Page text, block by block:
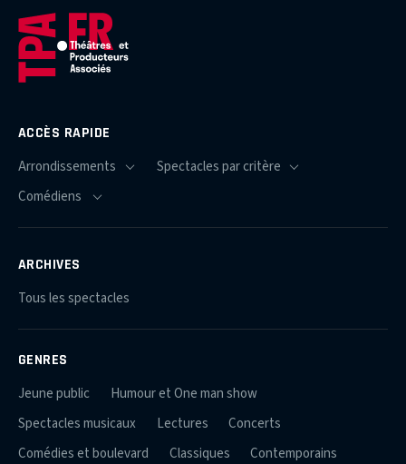
ACCÈS RAPIDE
ARCHIVES
Tous les spectacles
GENRES
Jeune public
Humour et One man show
Spectacles musicaux
Lectures
Concerts
Comédies et boulevard
Classiques
Contemporains